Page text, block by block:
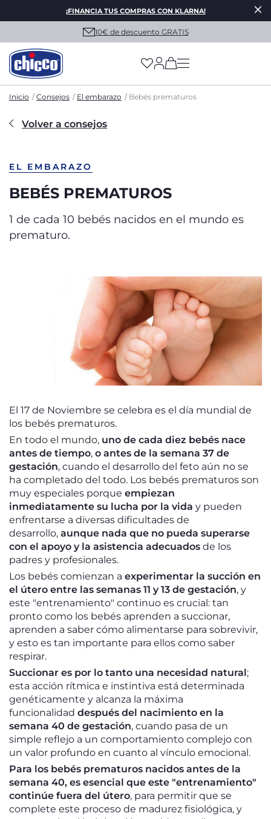
¡FINANCIA TUS COMPRAS CON KLARNA!
10€ de descuento GRATIS
(has more options
Inicio Consejos El embarazo Bebés prematuros
Volver a consejos
EL EMBARAZO
BEBÉS PREMATUROS
1 de cada 10 bebés nacidos en el mundo es
prematuro.
El 17 de Noviembre se celebra es el día mundial de
los bebés prematuros.
En todo el mundo, uno de cada diez bebés nace
antes de tiempo, o antes de la semana 37 de
gestación, cuando el desarrollo del feto aún no se
ha completado del todo. Los bebés prematuros son
muy especiales porque empiezan
inmediatamente su lucha por la vida y pueden
enfrentarse a diversas dificultades de
desarrollo, aunque nada que no pueda superarse
con el apoyo y la asistencia adecuados de los
padres y profesionales.
Los bebés comienzan a experimentar la succión en
el útero entre las semanas 11 y 13 de gestación, y
este "entrenamiento" continuo es crucial: tan
pronto como los bebés aprenden a succionar,
aprenden a saber cómo alimentarse para sobrevivir,
y esto es tan importante para ellos como saber
respirar.
Succionar es por lo tanto una necesidad natural;
esta acción rítmica e instintiva está determinada
genéticamente y alcanza la máxima
funcionalidad después del nacimiento en la
semana 40 de gestación, cuando pasa de un
simple reflejo a un comportamiento complejo con
un valor profundo en cuanto al vínculo emocional.
Para los bebés prematuros nacidos antes de la
semana 40, es esencial que este "entrenamiento"
continúe fuera del útero, para permitir que se
complete este proceso de madurez fisiológica, y